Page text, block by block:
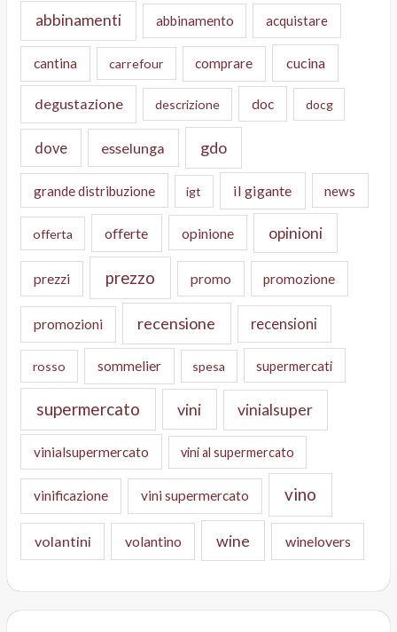
abbinamenti abbinamento acquistare
cantina carrefour comprare cucina
degustazione descrizione doc docg
dove esselunga gdo
grande distribuzione igt il gigante news
offerta offerte opinione opinioni
prezzi prezzo promo promozione
promozioni recensione recensioni
rosso sommelier spesa supermercati
supermercato vini vinialsuper
vinialsupermercato vini al supermercato
vinificazione vini supermercato vino
volantini volantino wine winelovers